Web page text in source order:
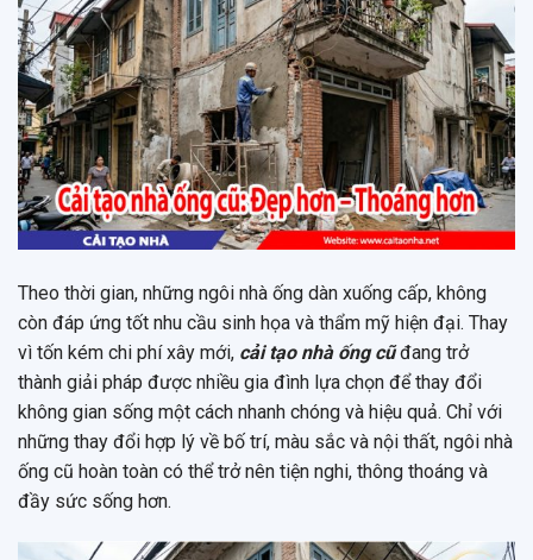
Theo thời gian, những ngôi nhà ống dàn xuống cấp, không
còn đáp ứng tốt nhu cầu sinh họa và thẩm mỹ hiện đại. Thay
vì tốn kém chi phí xây mới, cải tạo nhà ống cũđang trở
thành giải pháp được nhiều gia đình lựa chọn để thay đổi
không gian sống một cách nhanh chóng và hiệu quả. Chỉ với
những thay đổi hợp lý về bố trí, màu sắc và nội thất, ngôi nhà
ống cũ hoàn toàn có thể trở nên tiện nghi, thông thoáng và
đầy sức sống hơn.